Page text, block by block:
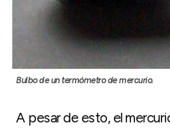
Bulbo de un termómetro de mercurio.
A pesar de esto, el